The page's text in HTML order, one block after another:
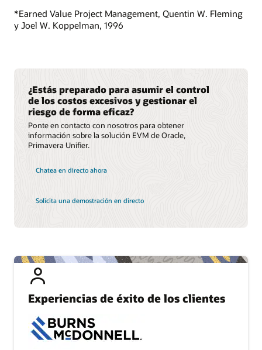
Experiencias de éxito de los clientes
*Earned Value Project Management, Quentin W. Fleming
y Joel W. Koppelman, 1996
¿Estás preparado para asumir el control
de los costos excesivos y gestionar el
riesgo de forma eficaz?
Ponte en contacto con nosotros para obtener
información sobre la solución EVM de Oracle,
Primavera Unifier.
Chatea en directo ahora
Solicita una demostración en directo